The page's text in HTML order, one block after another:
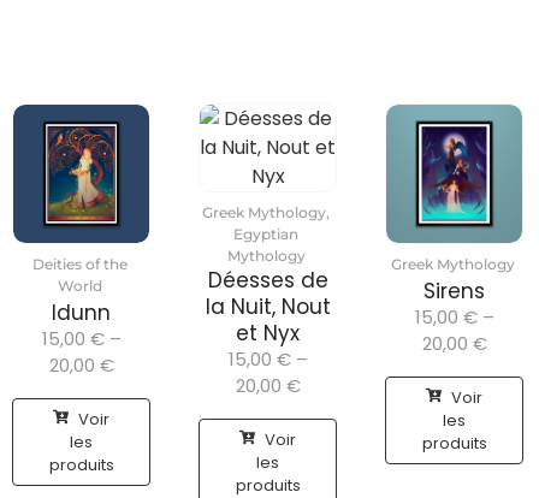
Deities of the
World
Idunn
15,00 € –
20,00 €
Voir
les
produits
Greek Mythology,
Egyptian
Mythology
Déesses de
la Nuit, Nout
et Nyx
15,00 € –
20,00 €
Voir
les
produits
Greek Mythology
Sirens
15,00 € –
20,00 €
Voir
les
produits